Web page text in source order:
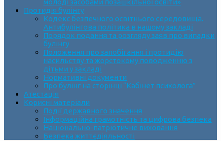
молоді засобами позашкільної освіти»
Протидія булінгу
Кодекс безпечного освітнього середовища.
Антибулінгова політика в нашому закладі
Порядок подання та розгляду заяв про випадки
булінгу
Положення про запобігання і протидію
насильству та жорстокому поводженню з
дітьми у закладі
Нормативні документи
Про булінг на сторінці “Кабінет психолога”
Атестація
Корисні матеріали
Події державного значення
Інформаційна грамотність та цифрова безпека
Національно-патріотичне виховання
Безпека життєдіяльності